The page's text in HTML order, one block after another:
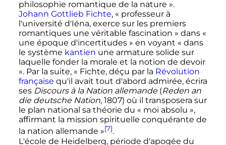
philosophie romantique de la nature ».
Johann Gottlieb Fichte, « professeur à
l'université d'Iéna, exerce sur les premiers
romantiques une véritable fascination » dans «
une époque d'incertitudes » en voyant « dans
le système kantien une armature solide sur
laquelle fonder la morale et la notion de devoir
». Par la suite, « Fichte, déçu par la Révolution
française qu'il avait tout d'abord admirée, écrira
ses Discours à la Nation allemande(Reden an
die deutsche Nation, 1807) où il transposera sur
le plan national sa théorie du « moi absolu »,
affirmant la mission spirituelle conquérante de
la nation allemande »[7].
L'école de Heidelberg, période d'apogée du